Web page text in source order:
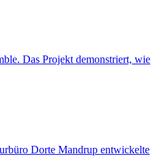
Das Projekt demonstriert, wie
Dorte Mandrup entwickelte